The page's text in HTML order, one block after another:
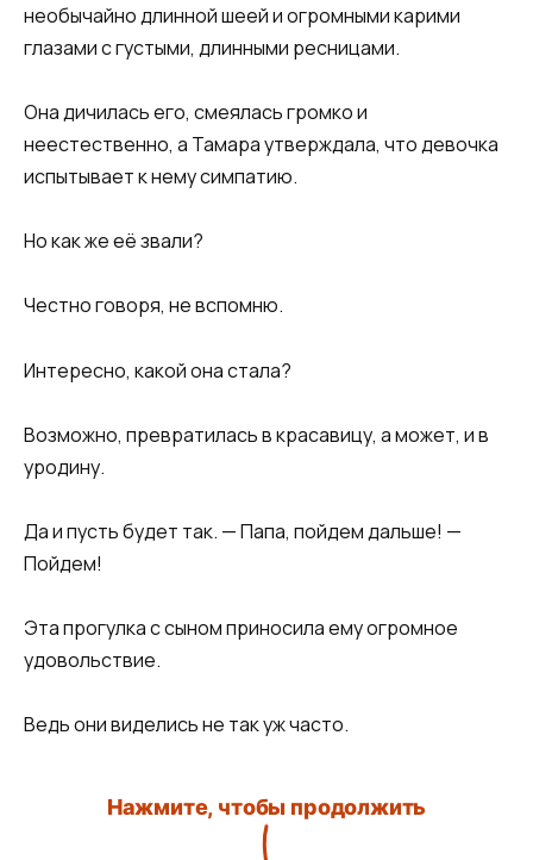
необычайно длинной шеей и огромными карими
глазами с густыми, длинными ресницами.
Она дичилась его, смеялась громко и
неестественно, а Тамара утверждала, что девочка
испытывает к нему симпатию.
Но как же её звали?
Честно говоря, не вспомню.
Интересно, какой она стала?
Возможно, превратилась в красавицу, а может, и в
уродину.
Да и пусть будет так. — Папа, пойдем дальше! —
Пойдем!
Эта прогулка с сыном приносила ему огромное
удовольствие.
Ведь они виделись не так уж часто.
Нажмите, чтобы продолжить